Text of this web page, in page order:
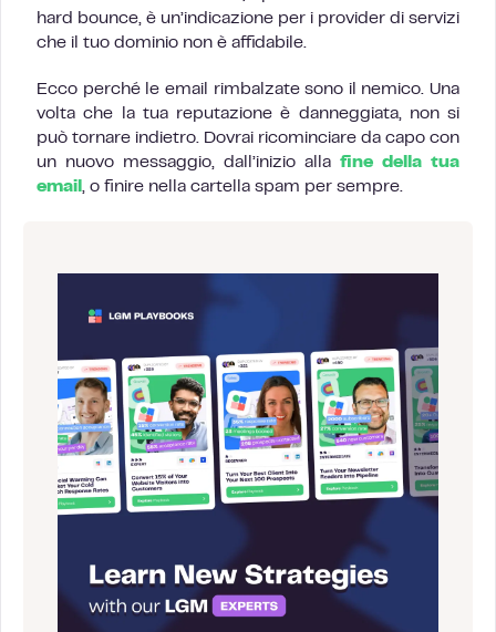
hard bounce, è un’indicazione per i provider di servizi
che il tuo dominio non è affidabile.
Ecco perché le email rimbalzate sono il nemico. Una
volta che la tua reputazione è danneggiata, non si
può tornare indietro. Dovrai ricominciare da capo con
un nuovo messaggio, dall’inizio alla fine della tua
email
, o finire nella cartella spam per sempre.